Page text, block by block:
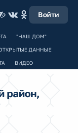
Войти
"НАШ ДОМ"
ДАННЫЕ
ВИДЕО
район,